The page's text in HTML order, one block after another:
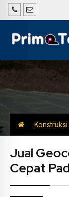
Konstruksi Geocell
Jual
Cepat